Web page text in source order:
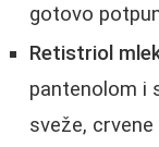
gotovo
Retistriol
pantenolom i
sveže,